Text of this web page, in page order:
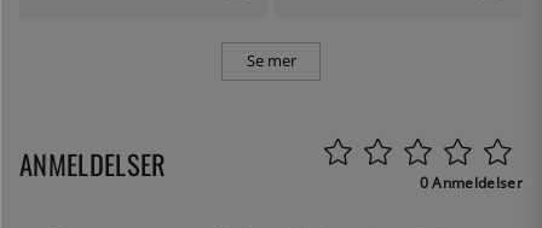
Se mer
ANMELDELSER 0 Anmeldelser